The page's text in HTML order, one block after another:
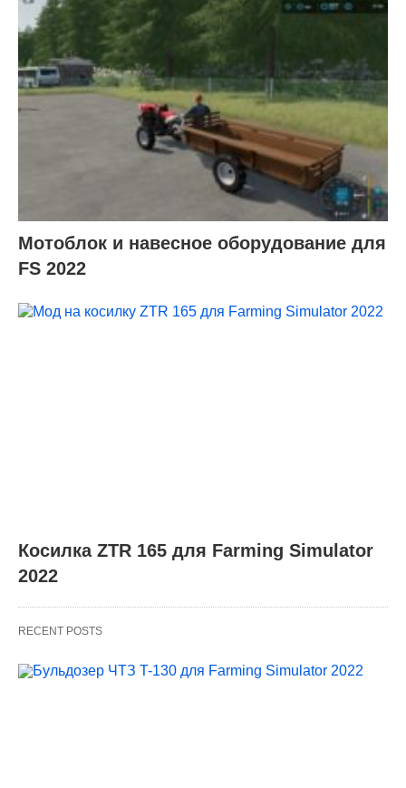
Мотоблок и навесное оборудование для
FS 2022
Косилка ZTR 165 для Farming Simulator
2022
RECENT POSTS